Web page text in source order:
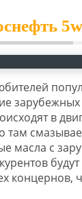
в
там
масла с
концернов,